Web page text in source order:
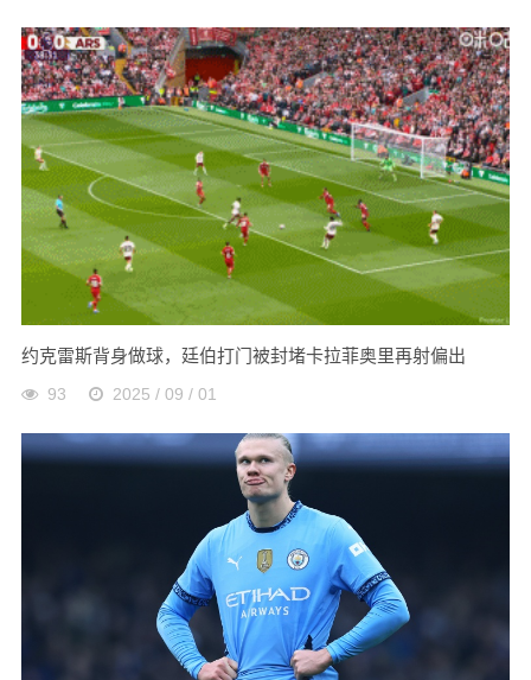
约克雷斯背身做球，廷伯打门被封堵卡拉菲奥里再射偏出
93 2025 / 09 / 01